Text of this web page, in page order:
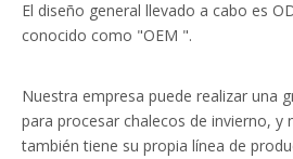
El diseño general llevado a cabo es
conocido como "OEM ".
Nuestra empresa puede realizar una
para procesar chalecos de invierno, y
también tiene su propia línea de